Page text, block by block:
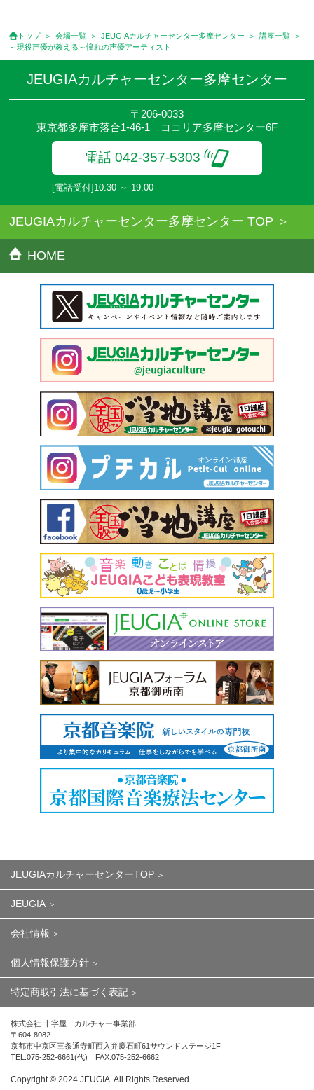
●資格認定講座の試験料・認定料などは別途要しますのでお問い合
せください。
●講座は、月4回(週1回),月3回,2回,1回,臨時講座いろいろあります
のでご確認ください。
●参加人数が一定に満たない場合、体験や講座開講を中止または延
●その他、詳しい内容については、ご入会時にご説明をさせていた
だきます。
トップ 会場一覧 JEUGIAカルチャーセンター多摩センター
講座一覧
～現役声優が教える～憧れの声優アーティスト
JEUGIAカルチャーセンター多摩センター
〒206-0033
東京都多摩市落合1-46-1 ココリア多摩センター6F
電話 042-357-5303
[電話受付]10:30 ～ 19:00
JEUGIAカルチャーセンター多摩センター TOP
HOME
JEUGIAカルチャーセンターTOP
JEUGIA
会社情報
個人情報保護方針
特定商取引法に基づく表記
株式会社 十字屋 カルチャー事業部
〒604-8082
京都市中京区三条通寺町西入弁慶石町61サウンドステージ1F
TEL.075-252-6661(代) FAX.075-252-6662
Copyright ©︎ 2024 JEUGIA. All Rights Reserved.